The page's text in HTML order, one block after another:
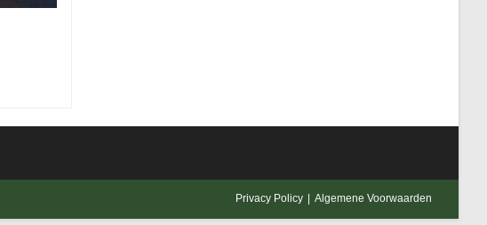
Privacy Policy Algemene Voorwaarden